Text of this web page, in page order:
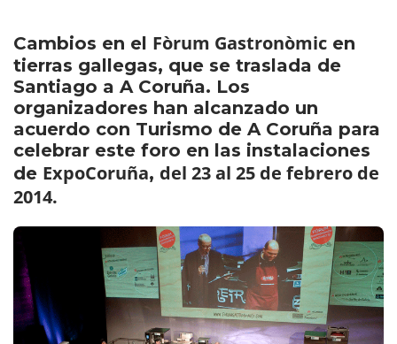
Cambios en el Fòrum Gastronòmic en
tierras gallegas, que se traslada de
Santiago a A Coruña. Los
organizadores han alcanzado un
acuerdo con Turismo de A Coruña para
celebrar este foro en las instalaciones
de ExpoCoruña, del 23 al 25 de febrero de
2014.